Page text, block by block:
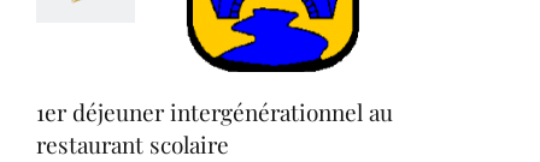
1er déjeuner intergénérationnel au
restaurant scolaire